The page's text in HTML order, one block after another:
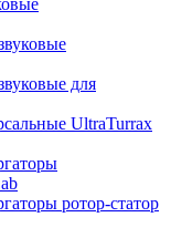
для
UltraTurrax
ротор-статор